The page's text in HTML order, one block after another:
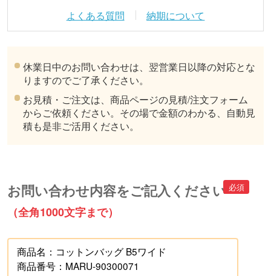
よくある質問
納期について
休業日中のお問い合わせは、翌営業日以降の対応とな
りますのでご了承ください。
お見積・ご注文は、商品ページの見積/注文フォーム
からご依頼ください。その場で金額のわかる、自動見
積も是非ご活用ください。
お問い合わせ内容をご記入ください
（全角1000文字まで）